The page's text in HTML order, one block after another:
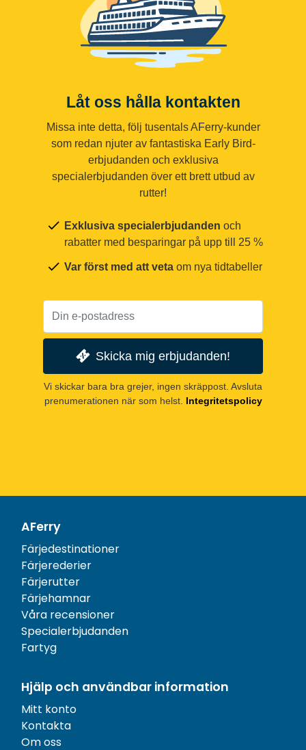
Låt oss hålla kontakten
Missa inte detta, följ tusentals AFerry-kunder
som redan njuter av fantastiska Early Bird-
erbjudanden och exklusiva
specialerbjudanden över ett brett utbud av
rutter!
Exklusiva specialerbjudanden och
rabatter med besparingar på upp till 25 %
Var först med att veta om nya tidtabeller
Skicka mig erbjudanden!
Vi skickar bara bra grejer, ingen skräppost. Avsluta
prenumerationen när som helst. Integritetspolicy
AFerry
Färjedestinationer
Färjerederier
Färjerutter
Färjehamnar
Våra recensioner
Specialerbjudanden
Fartyg
Hjälp och användbar information
Mitt konto
Kontakta
Om oss